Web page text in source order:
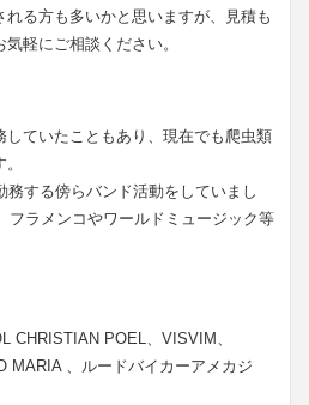
る方も多いかと思いますが、見積も
軽にご相談ください。
していたこともあり、現在でも爬虫類
務する傍らバンド活動をしていまし
フラメンコやワールドミュージック等
CHRISTIAN POEL、VISVIM、
MARIA 、ルードバイカーアメカジ